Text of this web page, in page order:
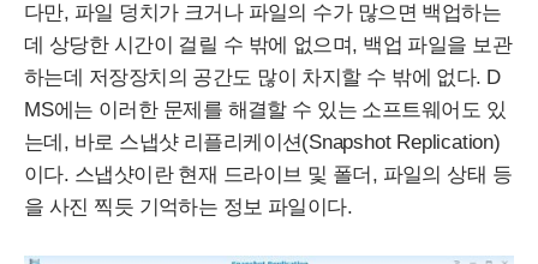
다만, 파일 덩치가 크거나 파일의 수가 많으면 백업하는
데 상당한 시간이 걸릴 수 밖에 없으며, 백업 파일을 보관
하는데 저장장치의 공간도 많이 차지할 수 밖에 없다. D
MS에는 이러한 문제를 해결할 수 있는 소프트웨어도 있
는데, 바로 스냅샷 리플리케이션(Snapshot Replication)
이다. 스냅샷이란 현재 드라이브 및 폴더, 파일의 상태 등
을 사진 찍듯 기억하는 정보 파일이다.